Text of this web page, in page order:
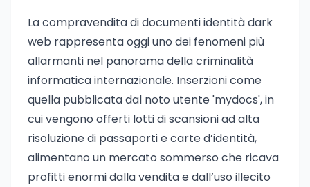
La compravendita di documenti identità dark
web rappresenta oggi uno dei fenomeni più
allarmanti nel panorama della criminalità
informatica internazionale. Inserzioni come
quella pubblicata dal noto utente 'mydocs', in
cui vengono offerti lotti di scansioni ad alta
risoluzione di passaporti e carte d’identità,
alimentano un mercato sommerso che ricava
profitti enormi dalla vendita e dall’uso illecito